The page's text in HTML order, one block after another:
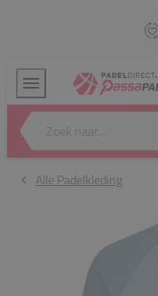
Zoek naar...
Alle Padelkleding